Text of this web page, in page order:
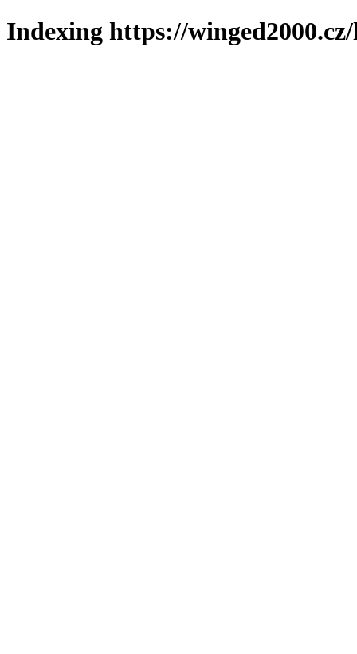
Indexing https://